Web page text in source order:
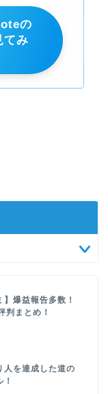
の
てみ
】爆益報告多数！
判まとめ！
人を達成した道の